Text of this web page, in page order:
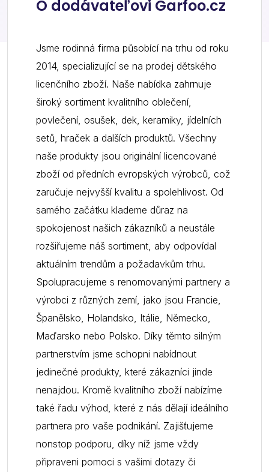
O dodávateľovi Garfoo.cz
Jsme rodinná firma působící na trhu od roku
2014, specializující se na prodej dětského
licenčního zboží. Naše nabídka zahrnuje
široký sortiment kvalitního oblečení,
povlečení, osušek, dek, keramiky, jídelních
setů, hraček a dalších produktů. Všechny
naše produkty jsou originální licencované
zboží od předních evropských výrobců, což
zaručuje nejvyšší kvalitu a spolehlivost. Od
samého začátku klademe důraz na
spokojenost našich zákazníků a neustále
rozšiřujeme náš sortiment, aby odpovídal
aktuálním trendům a požadavkům trhu.
Spolupracujeme s renomovanými partnery a
výrobci z různých zemí, jako jsou Francie,
Španělsko, Holandsko, Itálie, Německo,
Maďarsko nebo Polsko. Díky těmto silným
partnerstvím jsme schopni nabídnout
jedinečné produkty, které zákazníci jinde
nenajdou. Kromě kvalitního zboží nabízíme
také řadu výhod, které z nás dělají ideálního
partnera pro vaše podnikání. Zajišťujeme
nonstop podporu, díky níž jsme vždy
připraveni pomoci s vašimi dotazy či